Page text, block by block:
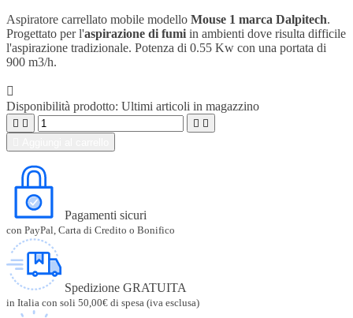
Aspiratore carrellato mobile modello Mouse 1 marca Dalpitech.
Progettato per l'aspirazione di fumi in ambienti dove risulta difficile
l'aspirazione tradizionale. Potenza di 0.55 Kw con una portata di
900 m3/h.

Disponibilità prodotto: Ultimi articoli in magazzino
   
Pagamenti sicuri
con PayPal, Carta di Credito o Bonifico
Spedizione GRATUITA
in Italia con soli 50,00€ di spesa (iva esclusa)